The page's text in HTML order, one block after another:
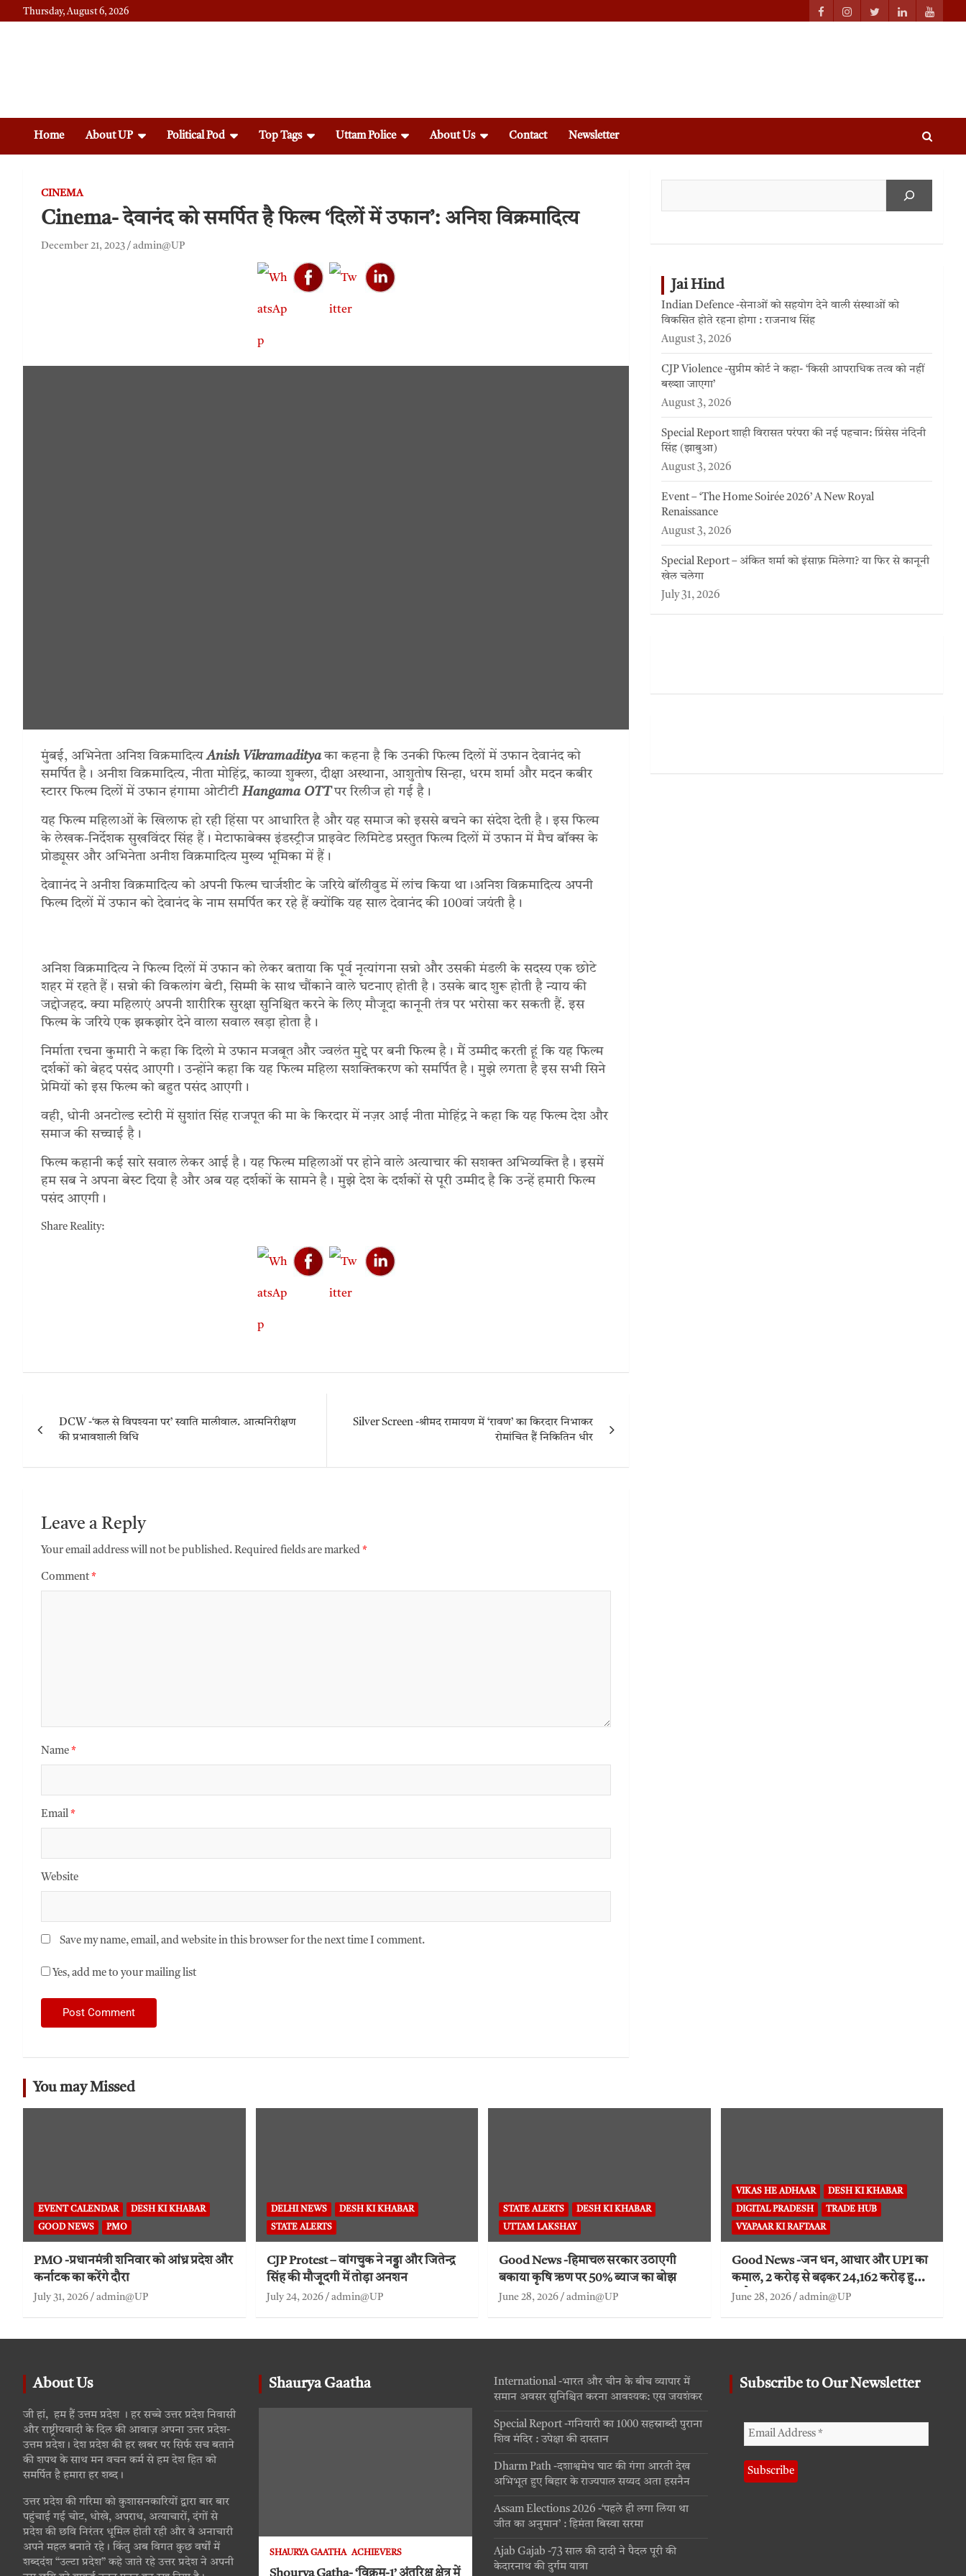
Thursday, August 6, 2026
Home About UP Political Pod Top Tags Uttam Police About Us Contact Newsletter
CINEMA
Cinema- देवानंद को समर्पित है फिल्म ‘दिलों में उफान’: अनिश विक्रमादित्य
December 21, 2023 admin@UP
मुंबई, अभिनेता अनिश विक्रमादित्यAnish Vikramadityaका कहना है कि उनकी फिल्म दिलों में उफान देवानंद को
समर्पित है। अनीश विक्रमादित्य, नीता मोहिंद्र, काव्या शुक्ला, दीक्षा अस्थाना, आशुतोष सिन्हा, धरम शर्मा और मदन कबीर
स्टारर फिल्म दिलों में उफान हंगामा ओटीटीHangama OTTपर रिलीज हो गई है।
यह फिल्म महिलाओं के खिलाफ हो रही हिंसा पर आधारित है और यह समाज को इससे बचने का संदेश देती है। इस फिल्म
के लेखक-निर्देशक सुखविंदर सिंह हैं। मेटाफाबेक्स इंडस्ट्रीज प्राइवेट लिमिटेड प्रस्तुत फिल्म दिलों में उफान में मैच बॉक्स के
प्रोड्यूसर और अभिनेता अनीश विक्रमादित्य मुख्य भूमिका में हैं।
देवाानंद ने अनीश विक्रमादित्य को अपनी फिल्म चार्जशीट के जरिये बॉलीवुड में लांच किया था।अनिश विक्रमादित्य अपनी
फिल्म दिलों में उफान को देवानंद के नाम समर्पित कर रहे हैं क्योंकि यह साल देवानंद की 100वां जयंती है।
अनिश विक्रमादित्य ने फिल्म दिलों में उफान को लेकर बताया कि पूर्व नृत्यांगना सन्नो और उसकी मंडली के सदस्य एक छोटे
शहर में रहते हैं। सन्नो की विकलांग बेटी, सिम्मी के साथ चौंकाने वाले घटनाए होती है। उसके बाद शुरू होती है न्याय की
जद्दोजहद. क्या महिलाएं अपनी शारीरिक सुरक्षा सुनिश्चित करने के लिए मौजूदा कानूनी तंत्र पर भरोसा कर सकती हैं. इस
फिल्म के जरिये एक झकझोर देने वाला सवाल खड़ा होता है।
निर्माता रचना कुमारी ने कहा कि दिलो मे उफान मजबूत और ज्वलंत मुद्दे पर बनी फिल्म है। मैं उम्मीद करती हूं कि यह फिल्म
दर्शकों को बेहद पसंद आएगी। उन्होंने कहा कि यह फिल्म महिला सशक्तिकरण को समर्पित है। मुझे लगता है इस सभी सिने
प्रेमियों को इस फिल्म को बहुत पसंद आएगी।
वही, धोनी अनटोल्ड स्टोरी में सुशांत सिंह राजपूत की मा के किरदार में नज़र आई नीता मोहिंद्र ने कहा कि यह फिल्म देश और
समाज की सच्चाई है।
फिल्म कहानी कई सारे सवाल लेकर आई है। यह फिल्म महिलाओं पर होने वाले अत्याचार की सशक्त अभिव्यक्ति है। इसमें
हम सब ने अपना बेस्ट दिया है और अब यह दर्शकों के सामने है। मुझे देश के दर्शकों से पूरी उम्मीद है कि उन्हें हमारी फिल्म
पसंद आएगी।
Share Reality:
DCW -‘कल से विपश्यना पर’ स्वाति मालीवाल. आत्मनिरीक्षण
की प्रभावशाली विधि
Silver Screen -श्रीमद रामायण में ‘रावण’ का किरदार निभाकर
रोमांचित हैं निकितिन धीर
Leave a Reply
Your email address will not be published. Required fields are marked *
Comment *
Name *
Email *
Website
Save my name, email, and website in this browser for the next time I comment.
Yes, add me to your mailing list
Jai Hind
Indian Defence -सेनाओं को सहयोग देने वाली संस्थाओं को
विकसित होते रहना होगा : राजनाथ सिंह
August 3, 2026
CJP Violence -सुप्रीम कोर्ट ने कहा- ‘किसी आपराधिक तत्व को नहीं
बख्शा जाएगा’
August 3, 2026
Special Report शाही विरासत परंपरा की नई पहचान: प्रिंसेस नंदिनी
सिंह (झाबुआ)
August 3, 2026
Event – ‘The Home Soirée 2026’ A New Royal
Renaissance
August 3, 2026
Special Report – अंकित शर्मा को इंसाफ़ मिलेगा? या फिर से कानूनी
खेल चलेगा
July 31, 2026
You may Missed
EVENT CALENDAR DESH KI KHABAR
GOOD NEWS PMO
PMO -प्रधानमंत्री शनिवार को आंध्र प्रदेश और
कर्नाटक का करेंगे दौरा
July 31, 2026 admin@UP
DELHI NEWS DESH KI KHABAR
STATE ALERTS
CJP Protest – वांगचुक ने नड्डा और जितेन्द्र
सिंह की मौजूदगी में तोड़ा अनशन
July 24, 2026 admin@UP
STATE ALERTS DESH KI KHABAR
UTTAM LAKSHAY
Good News -हिमाचल सरकार उठाएगी
बकाया कृषि ऋण पर 50% ब्याज का बोझ
June 28, 2026 admin@UP
VIKAS HE ADHAAR DESH KI KHABAR
DIGITAL PRADESH TRADE HUB
VYAPAAR KI RAFTAAR
Good News -जन धन, आधार और UPI का
कमाल, 2 करोड़ से बढ़कर 24,162 करोड़ हुआ
ट्रांजैक्शन
June 28, 2026 admin@UP
About Us
जी हां, हम हैं उत्तम प्रदेश । हर सच्चे उत्तर प्रदेश निवासी
और राष्ट्रीयवादी के दिल की आवाज़ अपना उत्तर प्रदेश-
उत्तम प्रदेश। देश प्रदेश की हर खबर पर सिर्फ सच बताने
की शपथ के साथ मन वचन कर्म से हम देश हित को
समर्पित है हमारा हर शब्द।
उत्तर प्रदेश की गरिमा को कुशासनकारियों द्वारा बार बार
पहुंचाई गई चोट, धोखे, अपराध, अत्याचारों, दंगों से
प्रदेश की छवि निरंतर धूमिल होती रही और वे अनाचारी
अपने महल बनाते रहे। किंतु अब विगत कुछ वर्षों में
शब्ददंश “उल्टा प्रदेश” कहे जाते रहे उत्तर प्रदेश ने अपनी
Shaurya Gaatha
SHAURYA GAATHA ACHIEVERS
Shourya Gatha- ‘विक्रम-1’ अंतरिक्ष क्षेत्र में
International -भारत और चीन के बीच व्यापार में
समान अवसर सुनिश्चित करना आवश्यक: एस जयशंकर
Special Report -गनियारी का 1000 सहस्राब्दी पुराना
शिव मंदिर : उपेक्षा की दास्तान
Dharm Path -दशाश्वमेध घाट की गंगा आरती देख
अभिभूत हुए बिहार के राज्यपाल सय्यद अता हसनैन
Assam Elections 2026 -‘पहले ही लगा लिया था
जीत का अनुमान’ : हिमंता बिस्वा सरमा
Ajab Gajab -73 साल की दादी ने पैदल पूरी की
केदारनाथ की दुर्गम यात्रा
Subscribe to Our Newsletter